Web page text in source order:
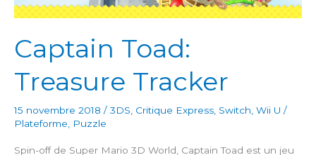
Captain Toad:
Treasure Tracker
15 novembre 2018 / 3DS Critique Express Switch Wii U /
Plateforme
Puzzle
Spin-off de Super Mario 3D World, Captain Toad est un jeu